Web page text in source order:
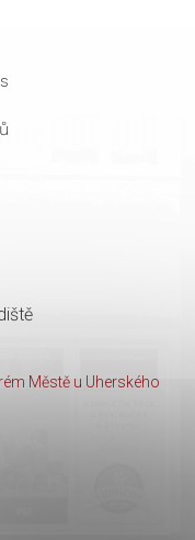
Městě u Uherského